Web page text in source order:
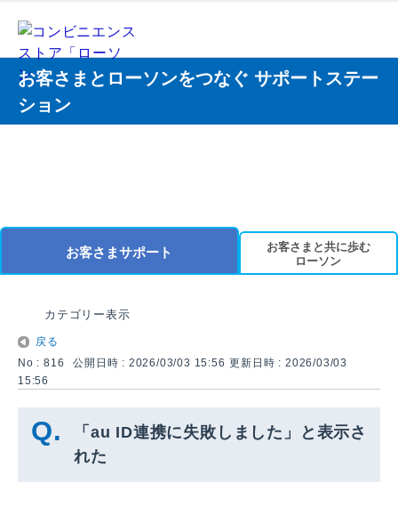
お客さまとローソンをつなぐ サポートステー
ション
お客さまサポート
お客さまと共に歩む
ローソン
カテゴリー表示
戻る
No : 816
公開日時 : 2026/03/03 15:56 更新日時 : 2026/03/03
15:56
「au ID連携に失敗しました」と表示さ
れた